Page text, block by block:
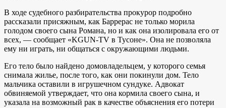
В ходе судебного разбирательства прокурор подробно
рассказали присяжным, как Баррерас не только морила
голодом своего сына Романа, но и как она изолировала его от
всех, — сообщает «KGUN-TV в Тусоне». Она не позволяла
ему ни играть, ни общаться с окружающими людьми.
Его тело было найдено домовладельцем, у которого семья
снимала жилье, после того, как они покинули дом. Тело
мальчика оставили в игрушечном сундуке. Адвокат
обвиняемой утверждает, что она кормила своего сына, и
указала на возможный рак в качестве объяснения его потери